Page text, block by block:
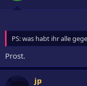
PS: was habt ihr alle
Prost.
jp